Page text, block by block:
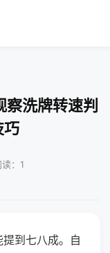
洗牌转速判
巧
：1
到七八成。自